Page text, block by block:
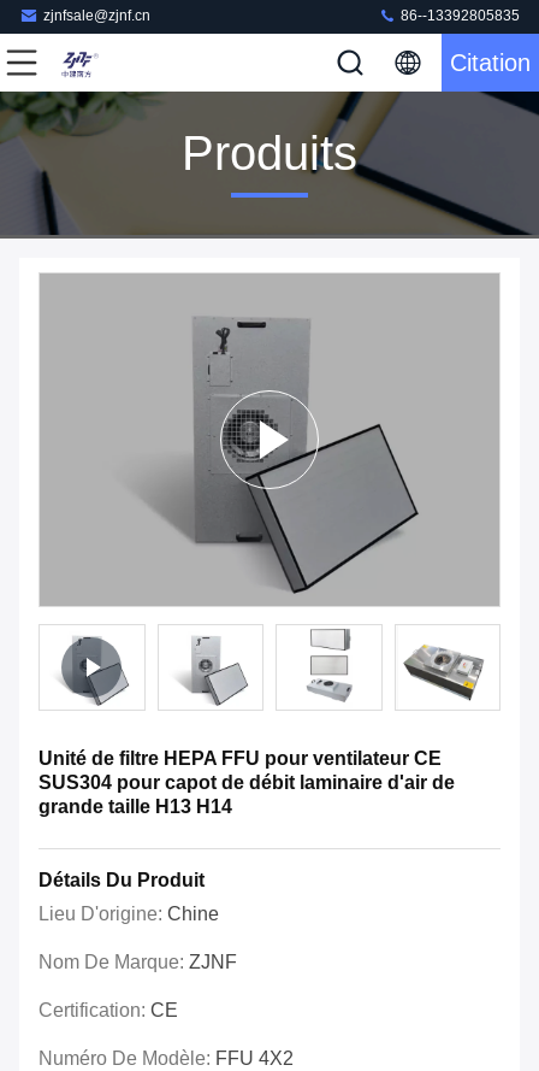
zjnfsale@zjnf.cn 86--13392805835
Citation
Produits
Unité de filtre HEPA FFU pour ventilateur CE
SUS304 pour capot de débit laminaire d'air de
grande taille H13 H14
Détails Du Produit
Lieu D'origine: Chine
Nom De Marque: ZJNF
Certification: CE
Numéro De Modèle: FFU 4X2